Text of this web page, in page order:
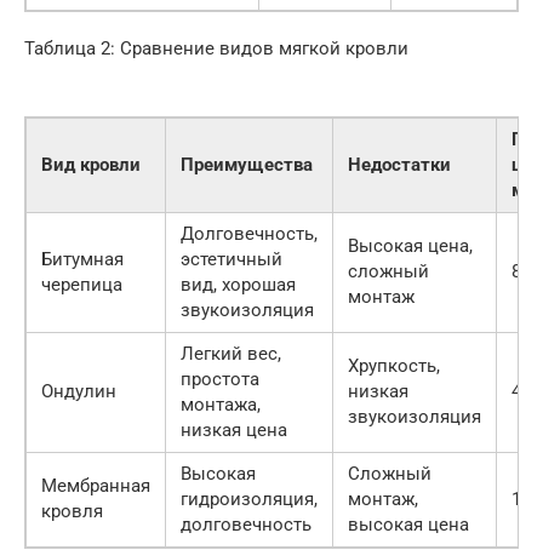
Таблица 2: Сравнение видов мягкой кровли
Вид кровли Преимущества Недостатки
м²)
Битумная
черепица
Долговечность,
эстетичный
вид, хорошая
звукоизоляция
Высокая цена,
сложный
монтаж
Ондулин
Легкий вес,
простота
монтажа,
низкая цена
Хрупкость,
низкая
звукоизоляция
Мембранная
кровля
Высокая
гидроизоляция,
долговечность
Сложный
монтаж,
высокая цена